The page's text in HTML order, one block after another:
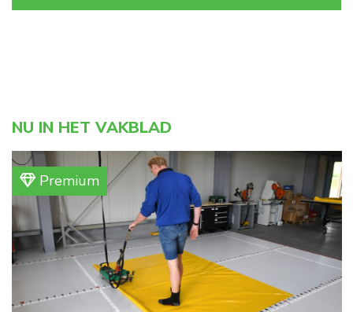
NU IN HET VAKBLAD
Premium